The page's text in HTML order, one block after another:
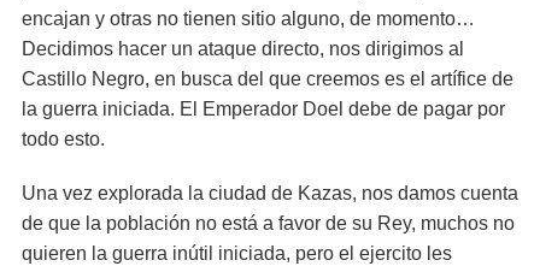
encajan y otras no tienen sitio alguno, de momento…
Decidimos hacer un ataque directo, nos dirigimos al
Castillo Negro, en busca del que creemos es el artífice de
la guerra iniciada. El Emperador Doel debe de pagar por
todo esto.
Una vez explorada la ciudad de Kazas, nos damos cuenta
de que la población no está a favor de su Rey, muchos no
quieren la guerra inútil iniciada, pero el ejercito les